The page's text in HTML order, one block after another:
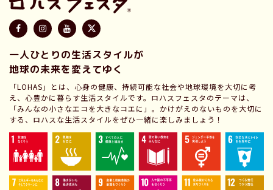
一人ひとりの生活スタイルが
地球の未来を変えてゆく
「LOHAS」とは、心身の健康、持続可能な社会や地球環境を大切に考
え、心豊かに暮らす生活スタイルです。ロハスフェスタのテーマは、
「みんなの小さなエコを大きなコエに」。かけがえのないものを大切に
する、ロハスな生活スタイルをぜひ一緒に楽しみましょう！